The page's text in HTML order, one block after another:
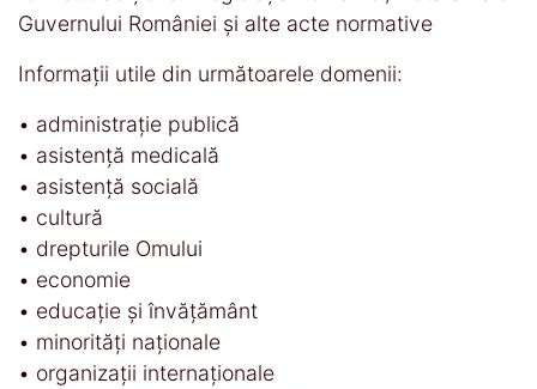
Guvernului României şi alte acte normative
Informaţii utile din următoarele domenii:
• administraţie publică
• asistenţă medicală
• asistenţă socială
• cultură
• drepturile Omului
• economie
• educaţie şi învăţământ
• minorităţi naţionale
• organizaţii internaţionale